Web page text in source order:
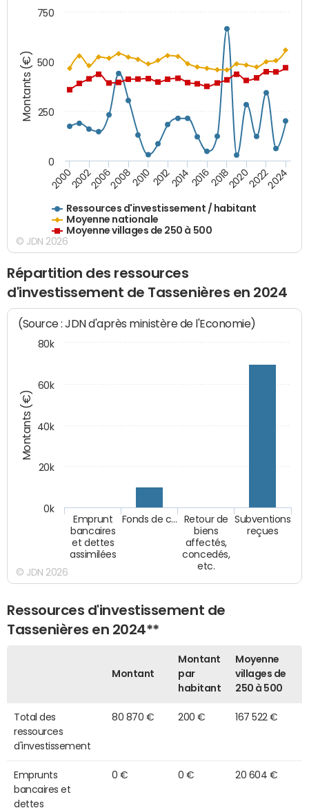
Montants (€)
Ressources d'investissement / habitant
Moyenne nationale
Moyenne villages de 250 à 500
20002002200620082010 2012201420162018202020222024
0
250
500
750
© JDN 2026
Répartition des ressources
d'investissement de Tassenières en 2024
Montants (€)
(Source : JDN d'après ministère de l'Economie)
Emprunt
bancaires
et dettes
assimilées
Fonds de c…
Retour de
biens
affectés,
concedés,
etc.
Subventions
reçues
0k
20k
40k
60k
80k
© JDN 2026
Ressources d'investissement de
Tassenières en 2024**
Montant
Montant
par
habitant
Moyenne
villages de
250 à 500
Total des
ressources
d'investissement
80 870 € 200 € 167 522 €
Emprunts
bancaires et
dettes
0 € 0 € 20 604 €